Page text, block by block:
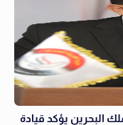
البحرين يؤكد قيادة